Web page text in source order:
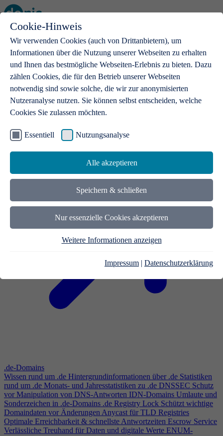
Cookie-Hinweis
Wir verwenden Cookies (auch von Drittanbietern), um
Informationen über die Nutzung unserer Webseiten zu erhalten
und Ihnen das bestmögliche Webseiten-Erlebnis zu bieten. Dazu
zählen Cookies, die für den Betrieb unserer Webseiten
notwendig sind sowie solche, die wir zur anonymisierten
Nutzeranalyse nutzen. Sie können selbst entscheiden, welche
Cookies Sie zulassen möchten.
Essentiell Nutzungsanalyse
Alle akzeptieren
Speichern & schließen
Nur essenzielle Cookies akzeptieren
Weitere Informationen anzeigen
Impressum | Datenschutzerklärung
Open main menu
.de-Domains
Mit einer .de-Domain erhalten Ideen eine Bühne
.de-Domains
Wissen rund um .de Hintergrundinformationen über .de Statistiken
rund um .de Monats- und Jahresstatistiken zu .de DNSSEC Schutz
vor Manipulation von DNS-Antworten IDN-Domains Umlaute und
Sonderzeichen in .de-Domains .de Registry Lock Schützt wichtige
Domaindaten vor ÄnderungenAnycast für TLD Registries
Optimale Erreichbarkeit & schnellste Antwortzeiten Escrow Service
Verlässliche Treuhand für Daten und digitale Werte ENUM-